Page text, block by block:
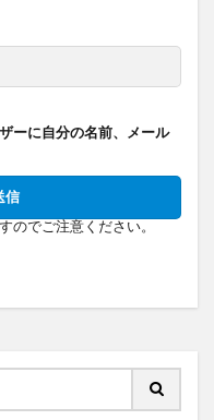
ーに自分の名前、メール
のでご注意ください。